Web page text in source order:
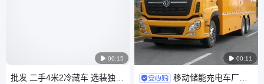
 00:15
批发 二手4米2冷藏车 选装独立
 00:11
移动储能充电车厂家